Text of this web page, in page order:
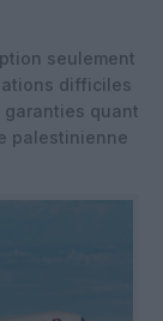
seulement
difficiles
quant
palestinienne